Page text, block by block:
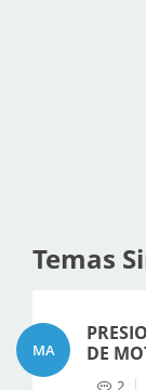
Temas
MA
DE
2